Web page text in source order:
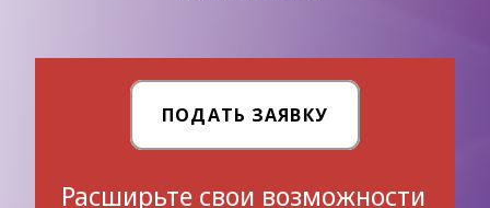
ПОДАТЬ ЗАЯВКУ
Расширьте свои возможности